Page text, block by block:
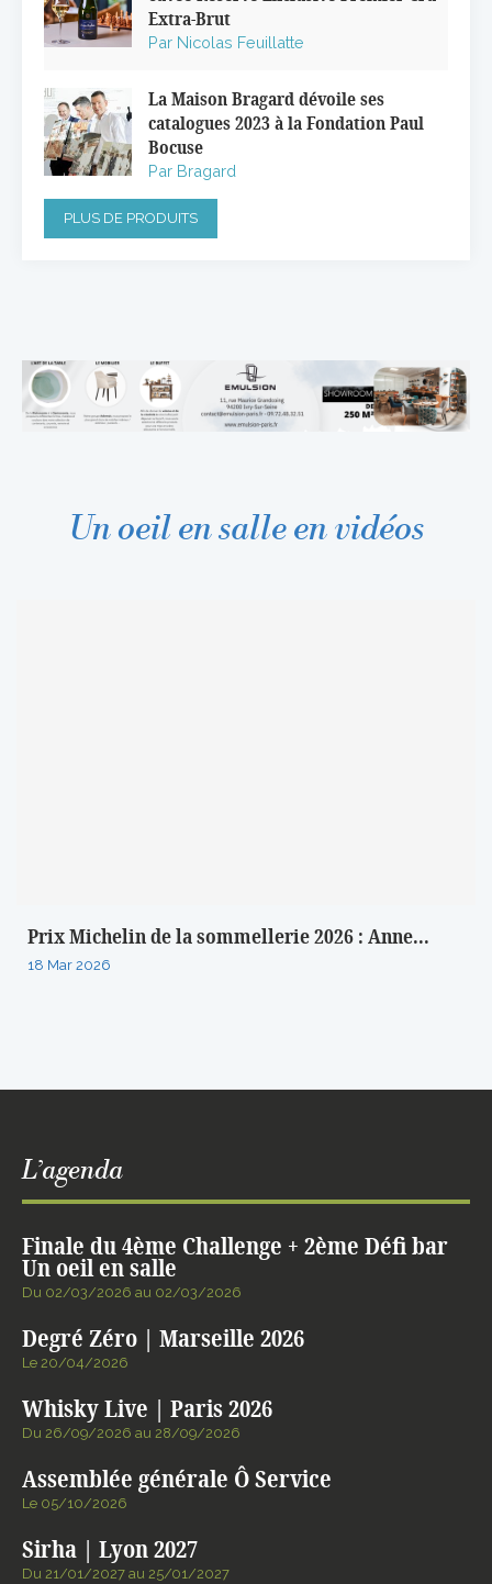
Extra-Brut
Par Nicolas Feuillatte
La Maison Bragard dévoile ses
catalogues 2023 à la Fondation Paul
Bocuse
Par Bragard
PLUS DE PRODUITS
Un oeil en salle en vidéos
Prix Michelin de la sommellerie 2026 : Anne...
18 Mar 2026
L’agenda
Finale du 4ème Challenge + 2ème Défi bar
Un oeil en salle
Du 02/03/2026 au 02/03/2026
Degré Zéro | Marseille 2026
Le 20/04/2026
Whisky Live | Paris 2026
Du 26/09/2026 au 28/09/2026
Assemblée générale Ô Service
Le 05/10/2026
Sirha | Lyon 2027
Du 21/01/2027 au 25/01/2027